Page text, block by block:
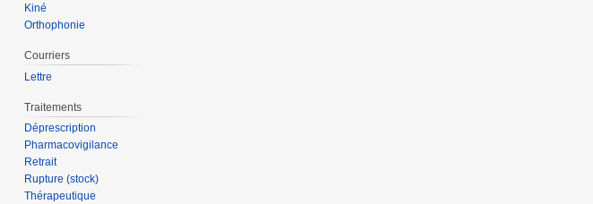
Kiné
Orthophonie
Courriers
Lettre
Traitements
Déprescription
Pharmacovigilance
Retrait
Rupture (stock)
Thérapeutique